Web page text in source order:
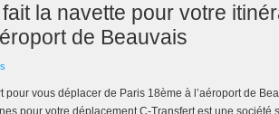
la navette pour votre
de Beauvais
pour vous déplacer de Paris 18ème à l’aéroport de
pour votre déplacement C-Transfert est une société